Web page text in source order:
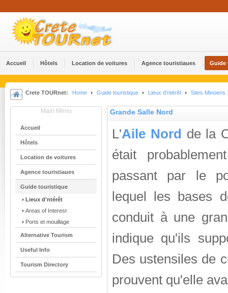
Accueil Hôtels Location de voitures Agence touristiaues Guide
Crete TOURnet: Home Guide touristique Lieux d'ntérêt Sites Minoens
Main Menu
Accueil
Hôtels
Location de voitures
Agence touristiaues
Guide touristique
Lieux d'ntérêt
Areas of Interest
Ports et mouillage
Alternative Tourism
Useful Info
Tourism Directory
Grande Salle Nord
L'Aile Nord de la
était
passant par le
lequel les bases
conduit à une
indique qu'ils
Des ustensiles de
prouvent qu'elle